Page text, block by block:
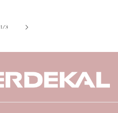
1/av
3